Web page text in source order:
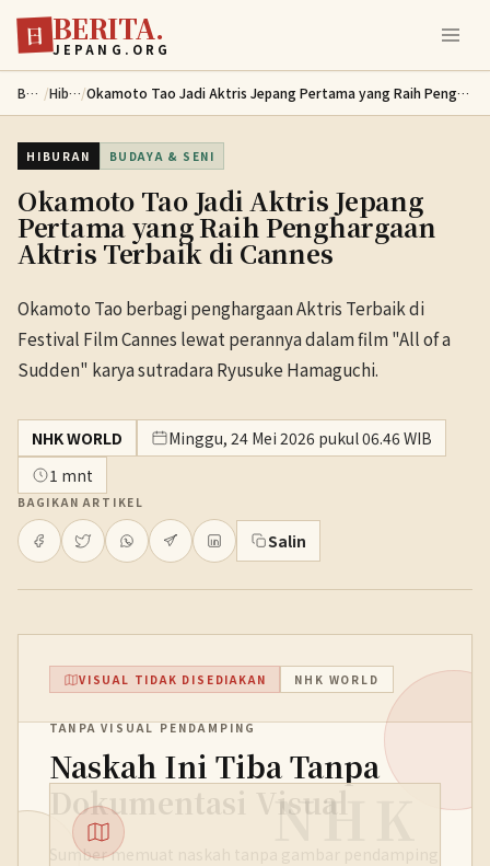
Lewati ke konten utama
日 BERITA.
JEPANG.ORG
Berita / Hiburan/ Okamoto Tao Jadi Aktris Jepang Pertama yang Raih Penghargaan Aktris Terbaik di Cannes
HIBURAN BUDAYA & SENI
Okamoto Tao Jadi Aktris Jepang
Pertama yang Raih Penghargaan
Aktris Terbaik di Cannes
Okamoto Tao berbagi penghargaan Aktris Terbaik di
Festival Film Cannes lewat perannya dalam film "All of a
Sudden" karya sutradara Ryusuke Hamaguchi.
NHK WORLD
Minggu, 24 Mei 2026 pukul 06.46 WIB
1 mnt
BAGIKAN ARTIKEL
Salin
VISUAL TIDAK DISEDIAKAN NHK WORLD
TANPA VISUAL PENDAMPING
Naskah Ini Tiba Tanpa
Dokumentasi Visual
Sumber memuat naskah tanpa gambar pendamping
NHK